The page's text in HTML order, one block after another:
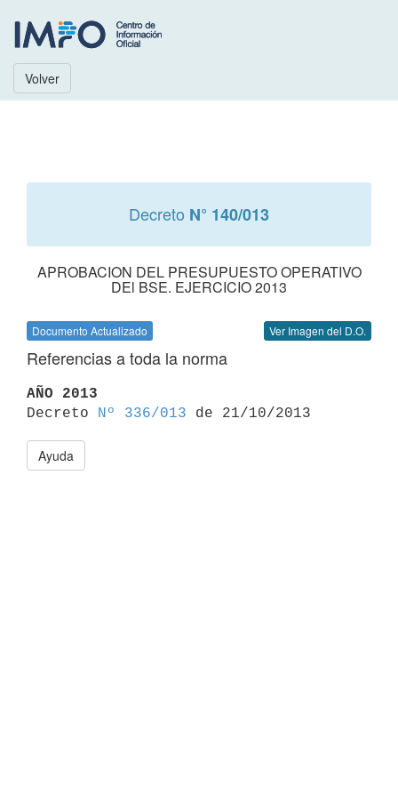
Volver
Decreto N° 140/013
APROBACION DEL PRESUPUESTO OPERATIVO
DEl BSE. EJERCICIO 2013
Documento Actualizado Ver Imagen del D.O.
Referencias a toda la norma
AÑO 2013
Decreto
Nº 336/013
Ayuda